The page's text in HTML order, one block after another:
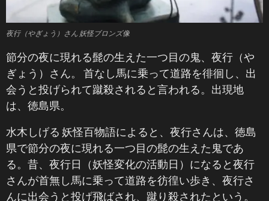
夜行（やぎょう）さん 妖怪ブロンズ像
節分の夜に現れる髭の生えた一つ目の鬼、夜行（や
ぎょう）さん。 首なし馬に乗って道路を徘徊し、出
会うと投げられて蹴殺されると言われる。出現地
は、徳島県。
水木しげる 妖怪百物語によると、夜行さんは、徳島
県で節分の夜に現れる一つ目の髭の生えた鬼であ
る。昔、夜行日（妖怪変化の活動日）になると夜行
さんが首無し馬に乗って道路を彷徨い歩き、夜行さ
んに出会うと投げ飛ばされ、蹴り殺されたという。